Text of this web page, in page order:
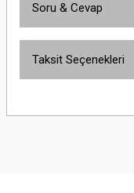
Soru & Cevap
Taksit Seçenekleri